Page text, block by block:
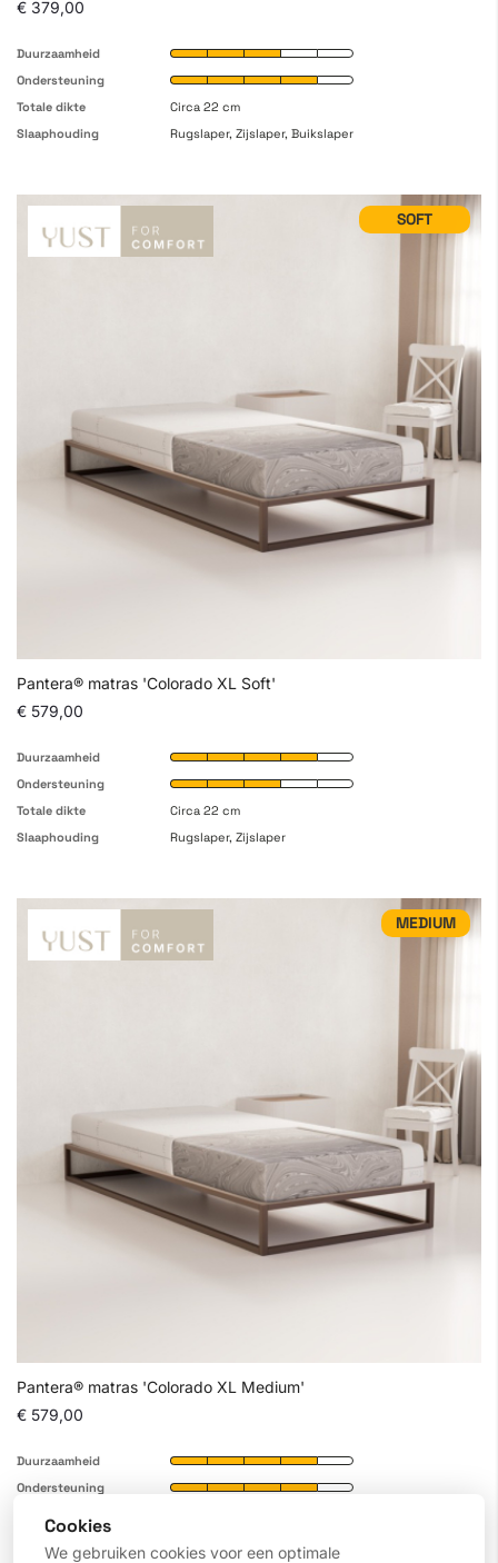
Cookies
We gebruiken cookies voor een optimale
€ 379,00
Duurzaamheid
Ondersteuning
Totale dikte
Circa 22 cm
Slaaphouding
Rugslaper, Zijslaper, Buikslaper
SOFT
Pantera® matras 'Colorado XL Soft'
€ 579,00
Duurzaamheid
Ondersteuning
Totale dikte
Circa 22 cm
Slaaphouding
Rugslaper, Zijslaper
MEDIUM
Pantera® matras 'Colorado XL Medium'
€ 579,00
Duurzaamheid
Ondersteuning